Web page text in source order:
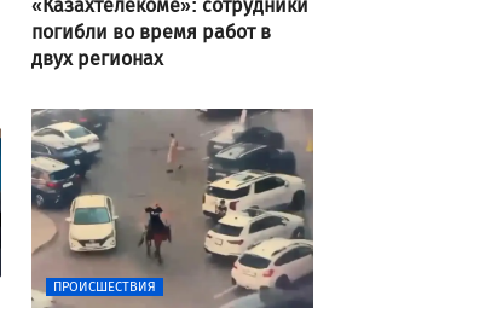
«Казахтелекоме»: сотрудники
погибли во время работ в
двух регионах
ПРОИСШЕСТВИЯ